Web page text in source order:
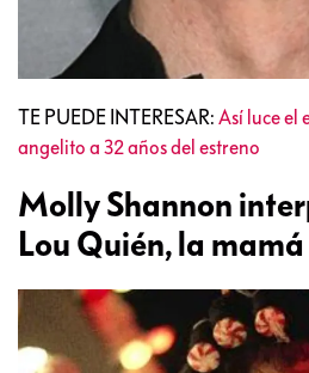
TE PUEDE INTERESAR: Así luce el
angelito a 32 años del estreno
Molly Shannon
Lou Quién, la